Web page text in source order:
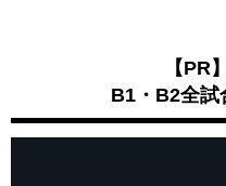
【PR
B1・B2全試